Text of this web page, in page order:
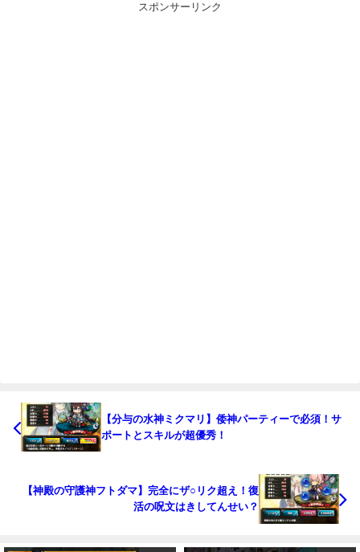
スポンサーリンク
【分与の水神ミクマリ】倭神パーティーで必須！サ
ポートとスキルが超優秀！
【神殿の守護神フトダマ】完全にザ○リク超え！復
活の呪文はきしてんせい？